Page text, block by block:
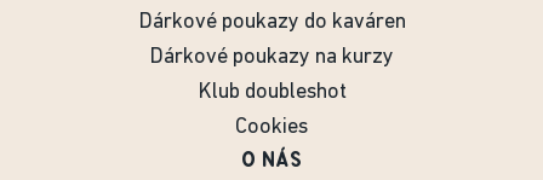
Dárkové poukazy do kaváren
Dárkové poukazy na kurzy
Klub doubleshot
Cookies
O NÁS